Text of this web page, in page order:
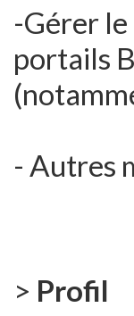
-Gérer
portails
- Autres
> Profil